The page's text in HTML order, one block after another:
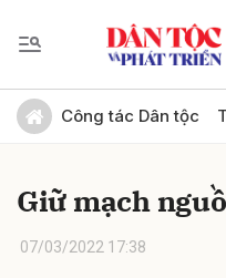
Công tác Dân tộc
Giữ mạch
07/03/2022 17:38
Gửi bình luận